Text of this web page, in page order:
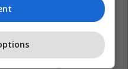
të forta për plazhet e
gjoba deri në 4 mijë